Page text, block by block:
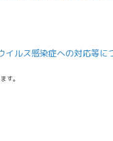
イルス感染症への対応等に
す。